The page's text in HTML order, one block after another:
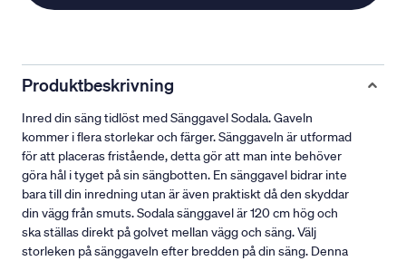
Produktbeskrivning
Inred din säng tidlöst med Sänggavel Sodala. Gaveln
kommer i flera storlekar och färger. Sänggaveln är utformad
för att placeras fristående, detta gör att man inte behöver
göra hål i tyget på sin sängbotten. En sänggavel bidrar inte
bara till din inredning utan är även praktiskt då den skyddar
din vägg från smuts. Sodala sänggavel är 120 cm hög och
ska ställas direkt på golvet mellan vägg och säng. Välj
storleken på sänggaveln efter bredden på din säng. Denna